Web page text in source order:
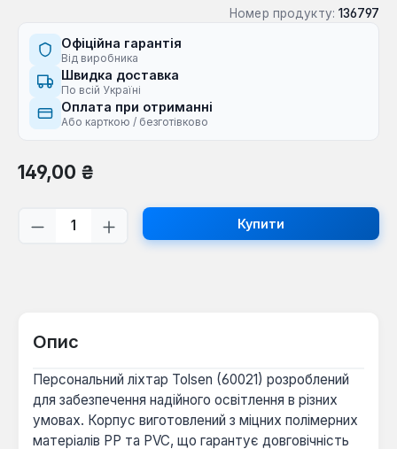
Номер продукту: 136797
Офіційна гарантія
Від виробника
Швидка доставка
По всій Україні
Оплата при отриманні
Або карткою / безготівково
Звичайна ціна:
149,00 ₴
Кількість товару: Введіть потрібну
Купити
Опис
Персональний ліхтар Tolsen (60021) розроблений
для забезпечення надійного освітлення в різних
умовах. Корпус виготовлений з міцних полімерних
матеріалів PP та PVC, що гарантує довговічність